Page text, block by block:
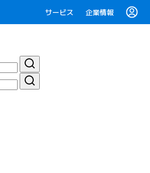
サービス 企業情報